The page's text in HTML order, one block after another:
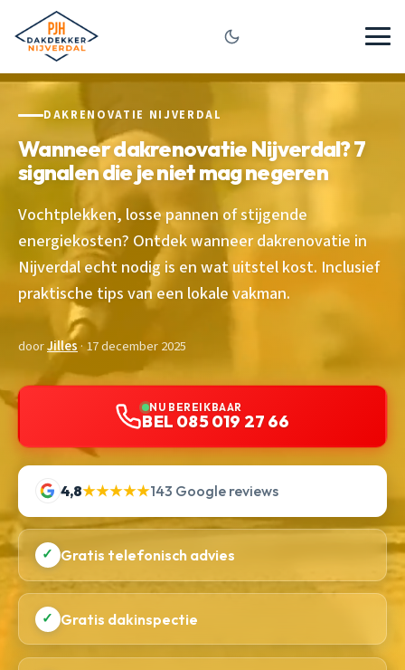
DAKRENOVATIE NIJVERDAL
Wanneer dakrenovatie Nijverdal? 7
signalen die je niet mag negeren
Vochtplekken, losse pannen of stijgende
energiekosten? Ontdek wanneer dakrenovatie in
Nijverdal echt nodig is en wat uitstel kost. Inclusief
praktische tips van een lokale vakman.
doorJilles· 17 december 2025
NU BEREIKBAAR
BEL 085 019 27 66
4,8★★★★★143 Google reviews
✓ Gratis telefonisch advies
✓ Gratis dakinspectie